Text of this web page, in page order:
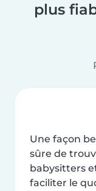
plus
Une façon
sûre de
babysitters
faciliter le